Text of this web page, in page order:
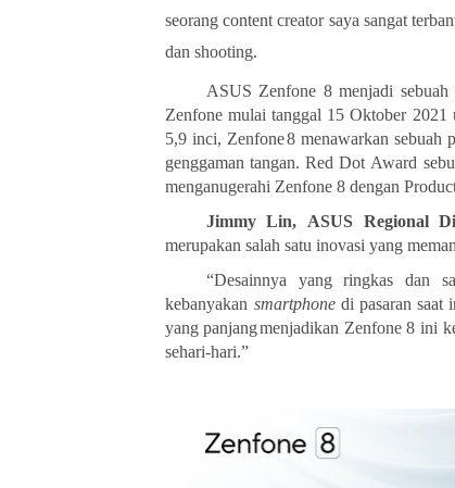
seorang content creator saya sangat
dan shooting.
ASUS Zenfone 8 menjadi
Zenfone mulai tanggal 15 Oktober 2021
5,9 inci, Zenfone8 menawarkan sebuah
genggaman tangan. Red Dot Award
menganugerahi Zenfone 8 dengan
Jimmy Lin, ASUS Regional
merupakan salah satu inovasi yang
“Desainnya yang ringkas dan
kebanyakan smartphone di pasaran saat
yang panjangmenjadikan Zenfone 8 ini
sehari-hari.”